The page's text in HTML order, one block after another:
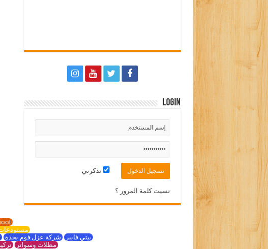
Login
تذكرني
نسيت كلمة المرور ؟
yalla shoot
بيتي فايبر شركة عزل فوم بجدة
مظلات وسواتر